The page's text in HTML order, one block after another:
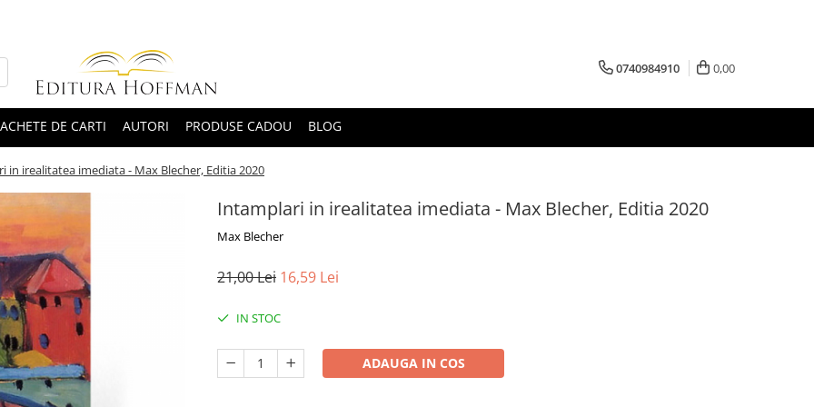
0740984910 0,00
DE CARTI AUTORI PRODUSE CADOU BLOG
in irealitatea imediata - Max Blecher, Editia 2020
Intamplari in irealitatea imediata - Max Blecher, Editia 2020
Max Blecher
21,00 Lei 16,59 Lei
IN STOC
ADAUGA IN COS